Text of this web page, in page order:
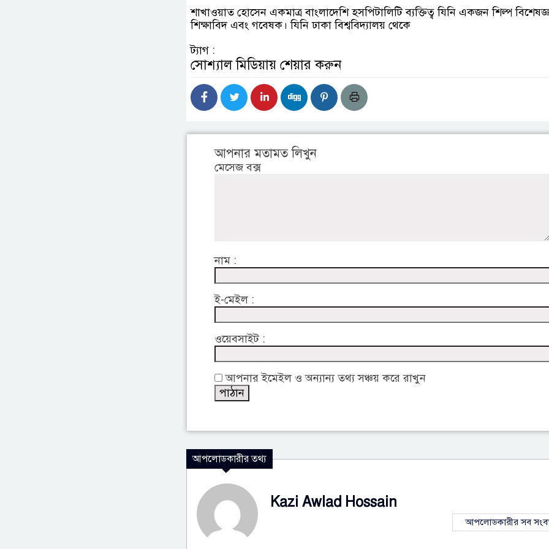
শাখাওয়াত হোসেন একমাত্র বাংলাদেশি হসপিটালিটি ব্যক্তিত্ব যিনি একজন শিল্প
শিক্ষাবিদ এবং গবেষক। যিনি ঢাকা বিশ্ববিদ্যালয় থেকে
ট্যাগ :
সোশ্যাল মিডিয়ায় শেয়ার করুন
আপনার মতামত লিখুন
মেসেজ বক্স
নাম :
ই-মেইল :
ওয়েবসাইট :
আপনার ইমেইল ও অন্যান্য তথ্য সঞ্চয় করে রাখুন
আপলোডকারীর তথ্য
Kazi Awlad Hossain
আপলোডকারীর সব